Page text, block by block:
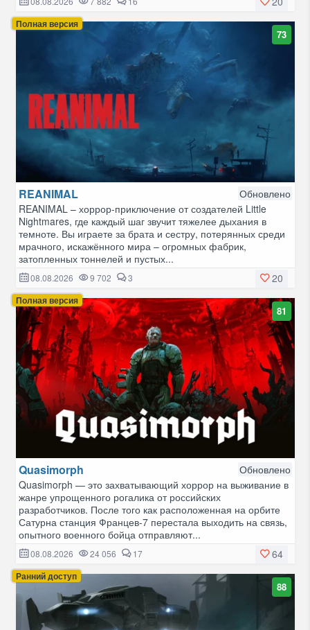
Полная версия
73
REANIMAL
Обновлено
REANIMAL – хоррор-приключение от создателей Little
Nightmares, где каждый шаг звучит тяжелее дыхания в
темноте. Вы играете за брата и сестру, потерянных среди
мрачного, искажённого мира – огромных фабрик,
затопленных тоннелей и пустых...
20
08.08.2026 9 702 3
Полная версия
81
Quasimorph
Обновлено
Quasimorph — это захватывающий хоррор на выживание в
жанре упрощенного рогалика от российских
разработчиков. После того как расположенная на орбите
Сатурна станция Францев-7 перестала выходить на связь,
опытного военного бойца отправляют...
64
08.08.2026 24 056 17
Ранний доступ
88